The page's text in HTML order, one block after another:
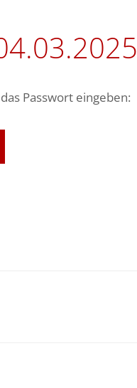
Passwort eingeben: